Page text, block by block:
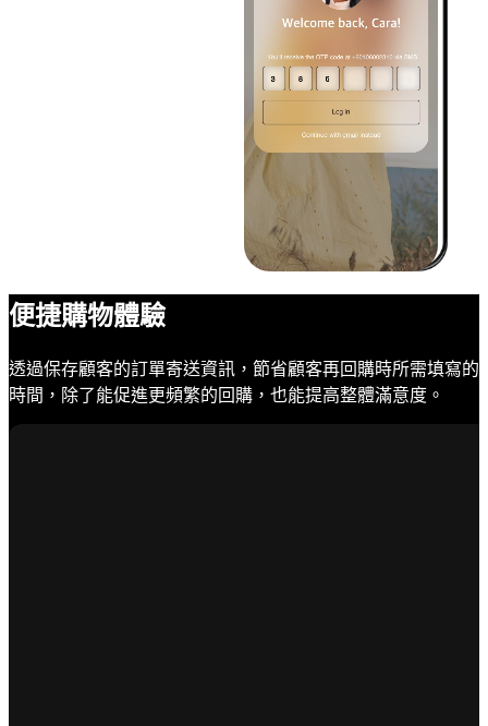
便捷購物體驗
透過保存顧客的訂單寄送資訊，節省顧客再回購時所需填寫的
時間，除了能促進更頻繁的回購，也能提高整體滿意度。